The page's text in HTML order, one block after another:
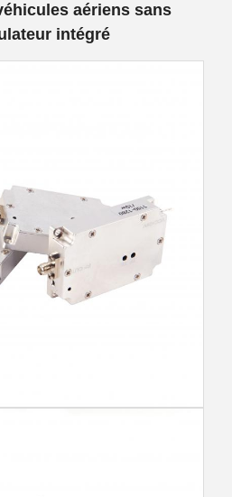
aériens sans
intégré